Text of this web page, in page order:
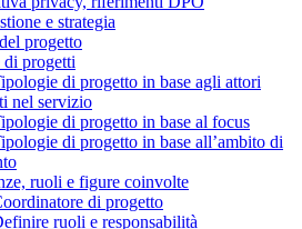
e strategia
progetto
progetti
di progetto in base agli attori
nel servizio
di progetto in base al focus
di progetto in base all’ambito di
ruoli e figure coinvolte
di progetto
ruoli e responsabilità